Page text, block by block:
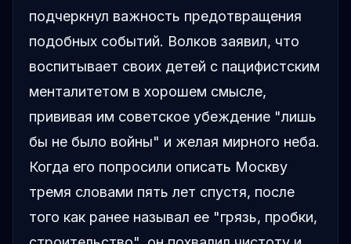
подчеркнул важность предотвращения
подобных событий. Волков заявил, что
воспитывает своих детей с пацифистским
менталитетом в хорошем смысле,
прививая им советское убеждение "лишь
бы не было войны" и желая мирного неба.
Когда его попросили описать Москву
тремя словами пять лет спустя, после
того как ранее называл ее "грязь, пробки,